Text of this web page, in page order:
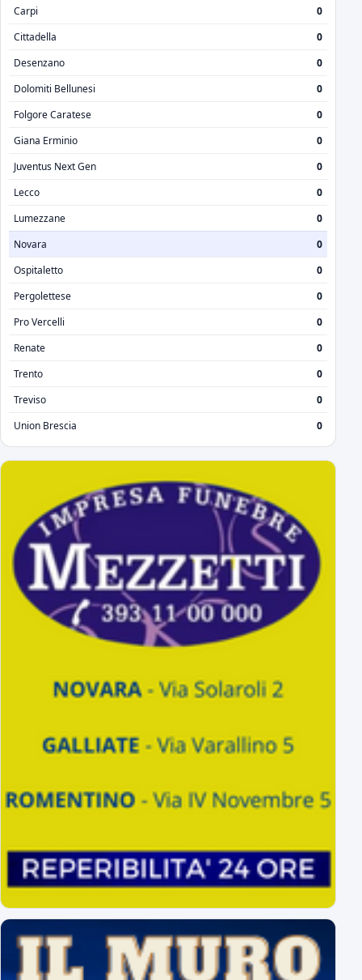
Carpi
0
Cittadella
0
Desenzano
0
Dolomiti Bellunesi
0
Folgore Caratese
0
Giana Erminio
0
Juventus Next Gen
0
Lecco
0
Lumezzane
0
Novara
0
Ospitaletto
0
Pergolettese
0
Pro Vercelli
0
Renate
0
Trento
0
Treviso
0
Union Brescia
0